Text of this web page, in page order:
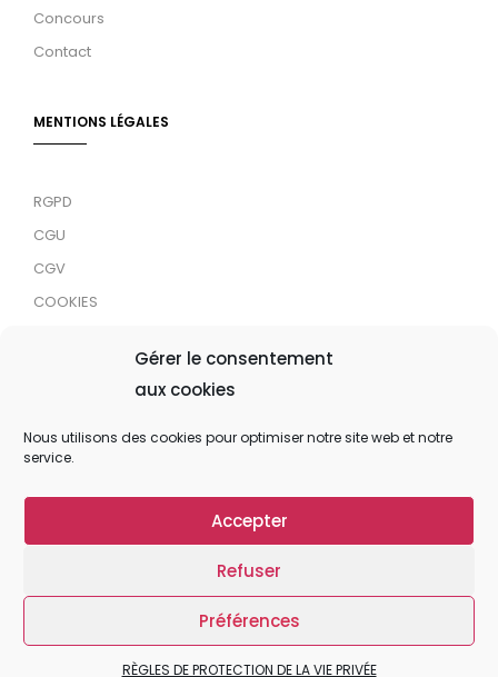
Gérer le consentement
aux cookies
Nous utilisons des cookies pour optimiser notre site web et notre
service.
Accepter
Refuser
Préférences
RÈGLES DE PROTECTION DE LA VIE PRIVÉE
Concours
Contact
MENTIONS LÉGALES
RGPD
CGU
CGV
COOKIES